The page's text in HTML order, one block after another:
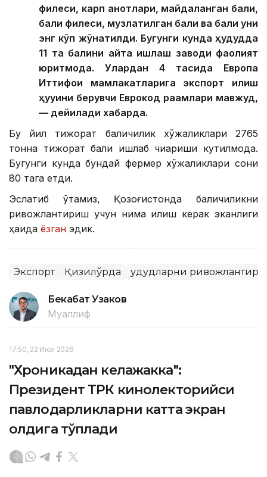
филеси, карп қанотлари, майдаланган балиқ,
балиқ филеси, музлатилган балиқ ва балиқ уни
энг кўп жўнатилди. Бугунги кунда ҳудудда
11 та балиқни қайта ишлаш заводи фаолият
юритмоқда. Улардан 4 тасида Европа
Иттифоқи мамлакатларига экспорт қилиш
ҳуқуқини берувчи Еврокод рақамлари мавжуд,
— дейилади хабарда.
Бу йил тижорат балиқчилик хўжаликлари 2765
тонна тижорат балиқ ишлаб чиқариши кутилмоқда.
Бугунги кунда бундай фермер хўжаликлари сони
80 тага етди.
Эслатиб ўтамиз, Қозоғистонда балиқчиликни
ривожлантириш учун нима қилиш керак эканлиги
ҳақида ёзган эдик.
Экспорт Қизилўрда Ҳудудларни
Бекабат Узаков
Муаллиф
17:50, 22 Июл 2026
"Хроникадан келажакка":
Президент ТРК кинолекторийси
павлодарликларни катта экран
олдига тўплади